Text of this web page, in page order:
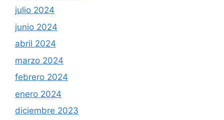
julio 2024
junio 2024
abril 2024
marzo 2024
febrero 2024
enero 2024
diciembre 2023